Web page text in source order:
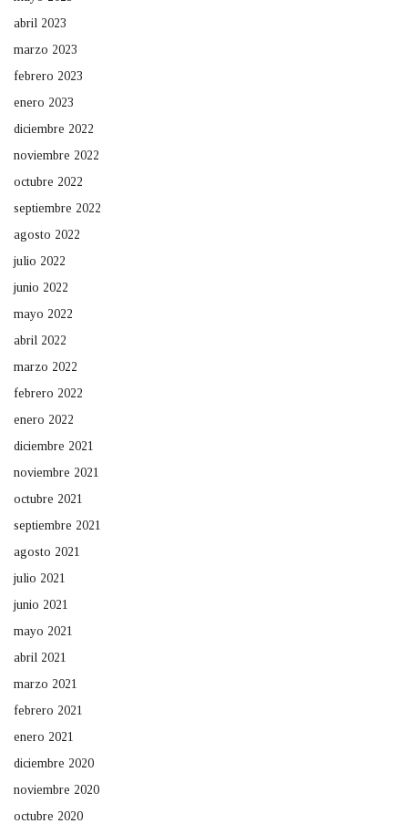
abril 2023
marzo 2023
febrero 2023
enero 2023
diciembre 2022
noviembre 2022
octubre 2022
septiembre 2022
agosto 2022
julio 2022
junio 2022
mayo 2022
abril 2022
marzo 2022
febrero 2022
enero 2022
diciembre 2021
noviembre 2021
octubre 2021
septiembre 2021
agosto 2021
julio 2021
junio 2021
mayo 2021
abril 2021
marzo 2021
febrero 2021
enero 2021
diciembre 2020
noviembre 2020
octubre 2020